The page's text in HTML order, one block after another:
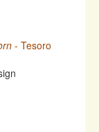
- Tesoro